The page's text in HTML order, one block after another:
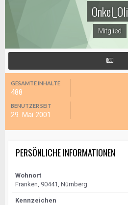
Onkel_Oli
Mitglied
GESAMTE INHALTE
488
BENUTZER SEIT
29. Mai 2001
PERSÖNLICHE INFORMATIONEN
Wohnort
Franken, 90441, Nürnberg
Kennzeichen